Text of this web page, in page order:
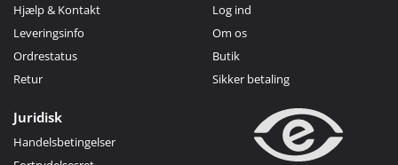
Hjælp & Kontakt
Leveringsinfo
Ordrestatus
Retur
Log ind
Om os
Butik
Sikker betaling
Juridisk
Handelsbetingelser